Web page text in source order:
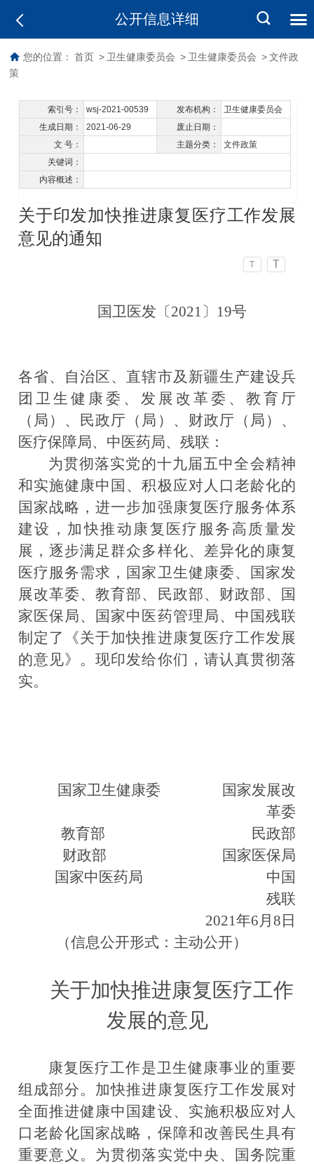
公开信息详细
您的位置： 首页 > 卫生健康委员会 > 卫生健康委员会 > 文件政
策
索引号： wsj-2021-00539 发布机构：
卫生健康委员会
生成日期：
2021-06-29
废止日期：
文 号：
主题分类：
文件政策
关键词：
内容概述：
关于印发加快推进康复医疗工作发展
意见的通知
T T
国卫医发〔2021〕19号
各省、自治区、直辖市及新疆生产建设兵
团卫生健康委、发展改革委、教育厅
（局）、民政厅（局）、财政厅（局）、
医疗保障局、中医药局、残联：
为贯彻落实党的十九届五中全会精神
和实施健康中国、积极应对人口老龄化的
国家战略，进一步加强康复医疗服务体系
建设，加快推动康复医疗服务高质量发
展，逐步满足群众多样化、差异化的康复
医疗服务需求，国家卫生健康委、国家发
展改革委、教育部、民政部、财政部、国
家医保局、国家中医药管理局、中国残联
制定了《关于加快推进康复医疗工作发展
的意见》。现印发给你们，请认真贯彻落
实。
国家卫生健康委 国家发展改
革委
教育部 民政部
财政部 国家医保局
国家中医药局
中国
残联
2021年6月8 日
（信息公开形式：主动公开）
关于加快推进康复医疗工作
发展的意见
康复医疗工作是卫生健康事业的重要
组成部分。加快推进康复医疗工作发展对
全面推进健康中国建设、实施积极应对人
口老龄化国家战略，保障和改善民生具有
重要意义。为贯彻落实党中央、国务院重